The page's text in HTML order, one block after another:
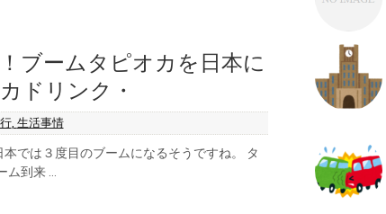
ブームタピオカを日本に
ドリンク・
, 生活事情
では３度目のブームになるそうですね。 タ
到来 ...